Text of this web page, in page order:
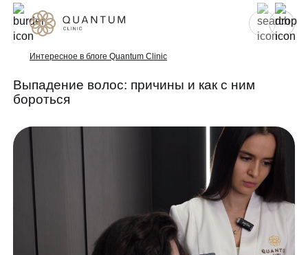
Для женщин
Услуги
Инъекционная косметология
Аппаратная косметология
Эстетическая косметология
Эндокринология
Гинекология
Проблемы
До/после
Специалисты
Спецпредложения
Интересное в блоге Quantum Clinic
Выпадение волос: причины и как с ним
бороться